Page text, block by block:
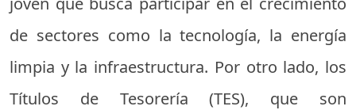
de sectores como la tecnología, la energía
limpia y la infraestructura. Por otro lado, los
Títulos de Tesorería (TES), que son